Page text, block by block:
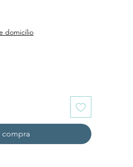
domicilio
compra